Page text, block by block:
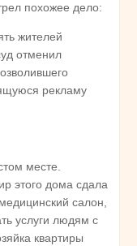
похожее дело:
жителей
отменил
рекламу
месте.
этого дома сдала
салон,
услуги людям с
квартиры